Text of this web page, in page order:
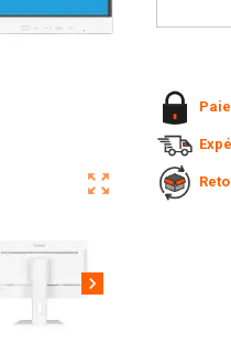
zoom_out_map
chevron_right